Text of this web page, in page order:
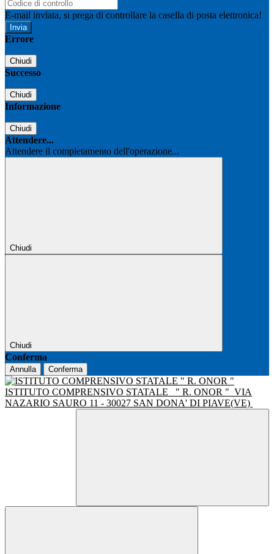
E-mail inviata, si prega di controllare la casella di posta elettronica!
Errore
Chiudi
Successo
Chiudi
Informazione
Chiudi
Attendere...
Attendere il completamento dell'operazione...
Chiudi
Chiudi
Conferma
Annulla Conferma
ISTITUTO COMPRENSIVO STATALE " R. ONOR " VIA
NAZARIO SAURO 11 - 30027 SAN DONA' DI PIAVE(VE)